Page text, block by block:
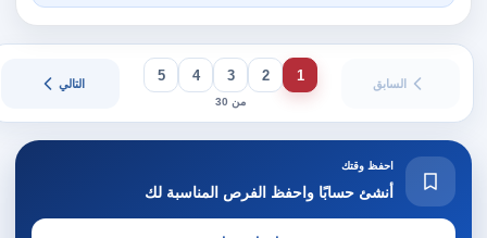
السابق 1
2
3
4
5
من 30
التالي
احفظ وقتك
أنشئ حسابًا واحفظ الفرص المناسبة لك